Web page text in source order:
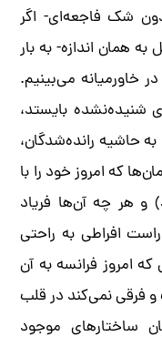
شک فاجعه‌ای- اگر
همان اندازه- به بار
خاورمیانه می‌بینیم.
بایستد،
حاشیه رانده‌شدگان،
که امروز خود را با
و هر چه آن‌ها فریاد
افراطی به راحتی
امروز فرانسه به آن
فرقی نمی‌کند در قلب
ساختارهای موجود